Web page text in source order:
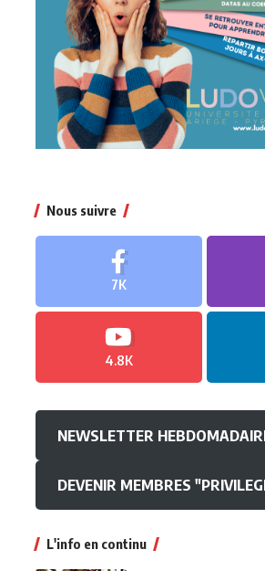
Nous suivre
7K
4.8K
NEWSLETTER
DEVENIR MEMBRES
L'info en continu